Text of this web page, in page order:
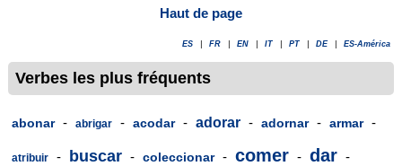
Haut de page
ES FR EN IT PT DE ES-América
Verbes les plus fréquents
abonar - abrigar - acodar - adorar - adornar - armar -
atribuir - buscar - coleccionar - comer - dar -